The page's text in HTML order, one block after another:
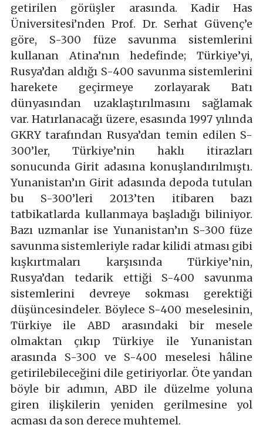
getirilen görüşler arasında. Kadir Has
Üniversitesi’nden Prof. Dr. Serhat Güvenç’e
göre, S-300 füze savunma sistemlerini
kullanan Atina’nın hedefinde; Türkiye’yi,
Rusya’dan aldığı S-400 savunma sistemlerini
harekete geçirmeye zorlayarak Batı
dünyasından uzaklaştırılmasını sağlamak
var. Hatırlanacağı üzere, esasında 1997 yılında
GKRY tarafından Rusya’dan temin edilen S-
300’ler, Türkiye’nin haklı itirazları
sonucunda Girit adasına konuşlandırılmıştı.
Yunanistan’ın Girit adasında depoda tutulan
bu S-300’leri 2013’ten itibaren bazı
tatbikatlarda kullanmaya başladığı biliniyor.
Bazı uzmanlar ise Yunanistan’ın S-300 füze
savunma sistemleriyle radar kilidi atması gibi
kışkırtmaları karşısında Türkiye’nin,
Rusya’dan tedarik ettiği S-400 savunma
sistemlerini devreye sokması gerektiği
düşüncesindeler. Böylece S-400 meselesinin,
Türkiye ile ABD arasındaki bir mesele
olmaktan çıkıp Türkiye ile Yunanistan
arasında S-300 ve S-400 meselesi hâline
getirilebileceğini dile getiriyorlar. Öte yandan
böyle bir adımın, ABD ile düzelme yoluna
giren ilişkilerin yeniden gerilmesine yol
açması da son derece muhtemel.